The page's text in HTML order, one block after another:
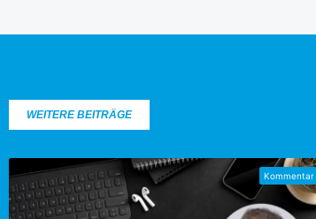
WEITERE BEITRÄGE